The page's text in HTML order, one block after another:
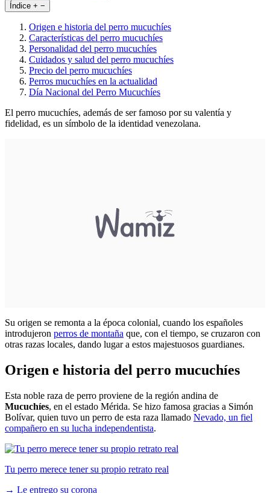
Índice + −
Origen e historia del perro mucuchíes
Características del perro mucuchíes
Personalidad del perro mucuchíes
Cuidados y salud del perro mucuchíes
Precio del perro mucuchíes
Perros mucuchíes en la actualidad
Día Nacional del Perro Mucuchíes
El perro mucuchíes, además de ser famoso por su valentía y
fidelidad, es un símbolo de la identidad venezolana.
Su origen se remonta a la época colonial, cuando los españoles
introdujeron perros de montaña que, con el tiempo, se cruzaron con
otras razas locales, dando lugar a estos majestuosos guardianes.
Origen e historia del perro mucuchíes
Esta noble raza de perro proviene de la región andina de
Mucuchíes, en el estado Mérida. Se hizo famosa gracias a Simón
Bolívar, quien tuvo un perro de esta raza llamado Nevado, un fiel
compañero en su lucha independentista.
Tu perro merece tener su propio retrato real
→ Le entrego su corona